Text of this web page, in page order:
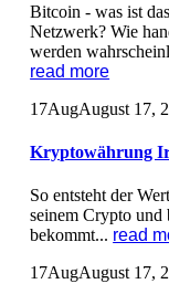
Bitcoin - was ist
Netzwerk? Wie
werden
read more
17AugAugust 17,
Kryptowährung
So entsteht der
seinem Crypto
bekommt... read
17AugAugust 17,